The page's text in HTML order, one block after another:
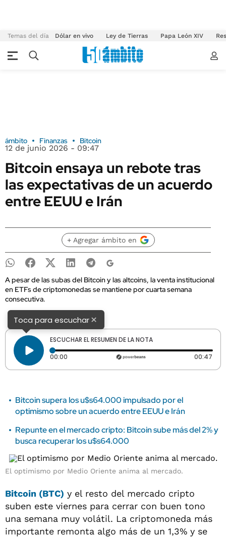
Temas del día Dólar en vivo Ley de Tierras Papa León XIV
ámbito Finanzas Bitcoin
12 de junio 2026 - 09:47
Bitcoin ensaya un rebote tras
las expectativas de un acuerdo
entre EEUU e Irán
+ Agregar ámbito en
A pesar de las subas del Bitcoin y las altcoins, la venta institucional
en ETFs de criptomonedas se mantiene por cuarta semana
consecutiva.
Toca para escuchar×
ESCUCHAR EL RESUMEN DE LA NOTA
00:00 Tiempo transcurrido: 0 segundos 00:47
Bitcoin supera los u$s64.000 impulsado por el
optimismo sobre un acuerdo entre EEUU e Irán
Repunte en el mercado cripto: Bitcoin sube más del 2% y
busca recuperar los u$s64.000
El optimismo por Medio Oriente anima al mercado.
Bitcoin (BTC) y el resto del mercado cripto
suben este viernes para cerrar con buen tono
una semana muy volátil. La criptomoneda más
importante remonta algo más de un 1,3% y se